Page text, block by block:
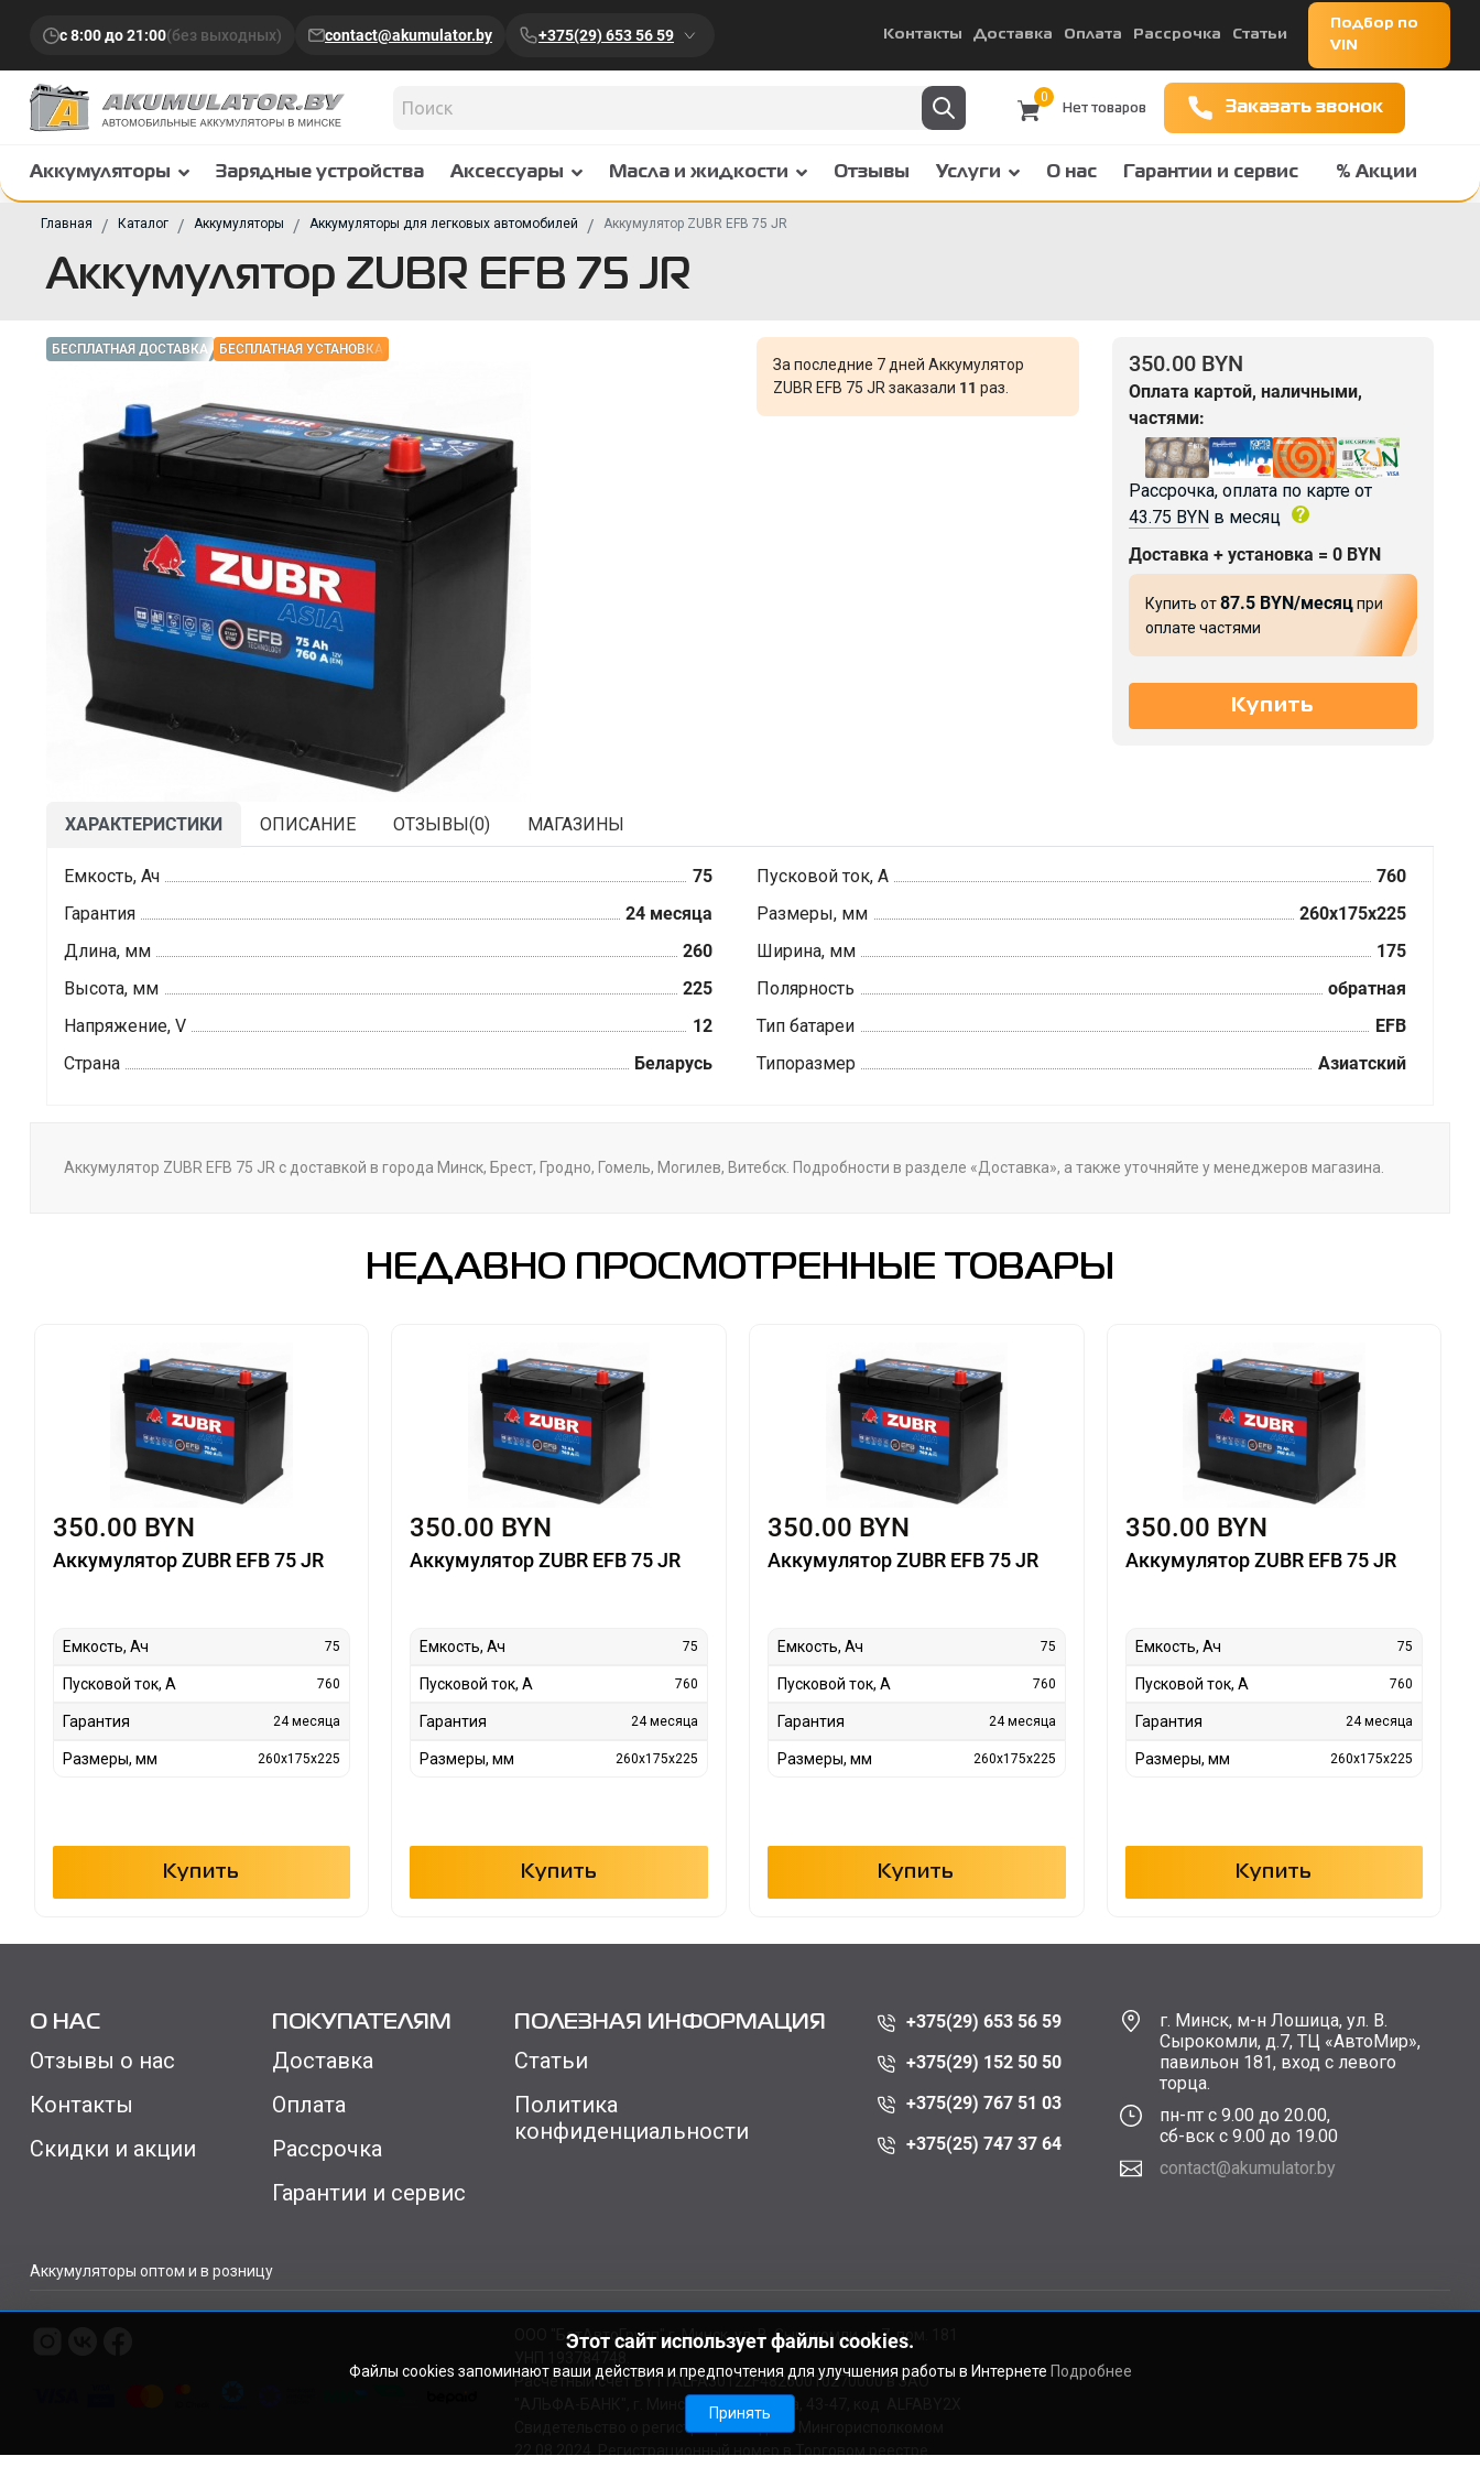
с 8:00 до 21:00(без выходных) contact@akumulator.by +375(29) 653 56 59 Контакты Доставка Оплата Рассрочка Статьи
Подбор по
VIN
0
Заказать звонок
Аккумуляторы Зарядные устройства Аксессуары Масла и жидкости Отзывы Услуги О нас Гарантии и сервис % Акции
Главная Каталог Аккумуляторы Аккумуляторы для легковых автомобилей Аккумулятор ZUBR EFB 75 JR
Аккумулятор ZUBR EFB 75 JR
БЕСПЛАТНАЯ ДОСТАВКА БЕСПЛАТНАЯ УСТАНОВКА
За последние 7 дней Аккумулятор
ZUBR EFB 75 JR заказали 11 раз.
350.00 BYN
Оплата картой, наличными,
частями:
Рассрочка, оплата по карте от
43.75 BYNв месяц
Доставка + установка = 0 BYN
Купить от87.5 BYN/месяцпри
оплате частями
ХАРАКТЕРИСТИКИ ОПИСАНИЕ ОТЗЫВЫ(0) МАГАЗИНЫ
Емкость, Ач 75 Пусковой ток, А
760
Гарантия
24 месяца Размеры, мм
260x175x225
Длина, мм
260 Ширина, мм
175
Высота, мм
225 Полярность
обратная
Напряжение, V
12 Тип батареи
EFB
Страна
Беларусь Типоразмер Азиатский
Аккумулятор ZUBR EFB 75 JR с доставкой в города Минск, Брест, Гродно, Гомель, Могилев, Витебск. Подробности в разделе «Доставка», а также уточняйте у менеджеров магазина.
НЕДАВНО ПРОСМОТРЕННЫЕ ТОВАРЫ
350.00 BYN
Аккумулятор ZUBR EFB 75 JR
Емкость, Ач 75
Пусковой ток, А 760
Гарантия 24 месяца
Размеры, мм 260x175x225
Купить
350.00 BYN
Аккумулятор ZUBR EFB 75 JR
Емкость, Ач 75
Пусковой ток, А 760
Гарантия 24 месяца
Размеры, мм 260x175x225
Купить
350.00 BYN
Аккумулятор ZUBR EFB 75 JR
Емкость, Ач 75
Пусковой ток, А 760
Гарантия 24 месяца
Размеры, мм 260x175x225
Купить
350.00 BYN
Аккумулятор ZUBR EFB 75 JR
Емкость, Ач 75
Пусковой ток, А 760
Гарантия 24 месяца
Размеры, мм 260x175x225
Купить
О НАС
Отзывы о нас
Контакты
Скидки и акции
ПОКУПАТЕЛЯМ
Доставка
Оплата
Рассрочка
Гарантии и сервис
ПОЛЕЗНАЯ ИНФОРМАЦИЯ
Статьи
Политика
конфиденциальности
+375(29) 653 56 59
+375(29) 152 50 50
+375(29) 767 51 03
+375(25) 747 37 64
г. Минск, м-н Лошица, ул. В.
Сырокомли, д.7, ТЦ «АвтоМир»,
павильон 181, вход с левого
торца.
пн-пт с 9.00 до 20.00,
сб-вск с 9.00 до 19.00
contact@akumulator.by
Аккумуляторы оптом и в розницу
ООО "БатАвтоГрупп" г. Минск, ул. В. Сырокомли, д. 7, пом. 181
Расчетный счет BY11ALFA30122F48260010270000 в ЗАО
"АЛЬФА-БАНК", г. Минск, ул. Сурганова, 43-47, код ALFABY2X
Свидетельство о регистрации выдано Мингорисполкомом
Этот сайт использует файлы cookies.
Файлы cookies запоминают ваши действия и предпочтения для улучшения работы в Интернете Подробнее
Принять